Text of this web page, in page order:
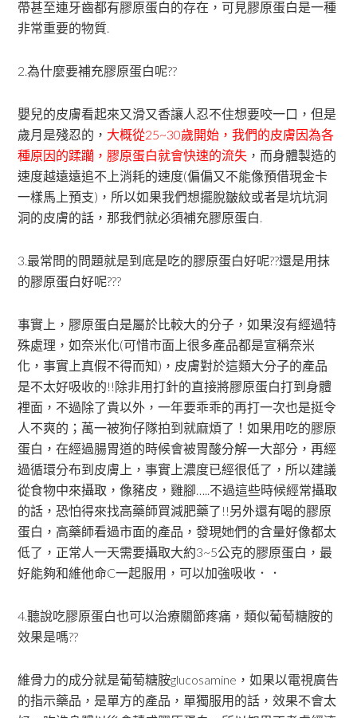
帶甚至連牙齒都有膠原蛋白的存在，可見膠原蛋白是一種
非常重要的物質.
2.為什麼要補充膠原蛋白呢??
嬰兒的皮膚看起來又滑又香讓人忍不住想要咬一口，但是
歲月是殘忍的， 大概從25~30歲開始，我們的皮膚因為各
種原因的蹂躪，膠原蛋白就會快速的流失 ，而身體製造的
速度越遠遠追不上消耗的速度(偏偏又不能像預借現金卡
一樣馬上預支)，所以如果我們想擺脫皺紋或者是坑坑洞
洞的皮膚的話，那我們就必須補充膠原蛋白.
3.最常問的問題就是到底是吃的膠原蛋白好呢??還是用抹
的膠原蛋白好呢???
事實上，膠原蛋白是屬於比較大的分子，如果沒有經過特
殊處理，如奈米化(可惜市面上很多產品都是宣稱奈米
化，事實上真假不得而知)，皮膚對於這類大分子的產品
是不太好吸收的!!除非用打針的直接將膠原蛋白打到身體
裡面，不過除了貴以外，一年要乖乖的再打一次也是挺令
人不爽的；萬一被狗仔隊拍到就麻煩了！如果用吃的膠原
蛋白，在經過腸胃道的時候會被胃酸分解一大部分，再經
過循環分布到皮膚上，事實上濃度已經很低了，所以建議
從食物中來攝取，像豬皮，雞腳…..不過這些時候經常攝取
的話，恐怕得來找高藥師買減肥藥了!!另外還有喝的膠原
蛋白，高藥師看過市面的產品，發現她們的含量好像都太
低了，正常人一天需要攝取大約3~5公克的膠原蛋白，最
好能夠和維他命C一起服用，可以加強吸收．．
4.聽說吃膠原蛋白也可以治療關節疼痛，類似葡萄糖胺的
效果是嗎??
維骨力的成分就是葡萄糖胺glucosamine，如果以電視廣告
的指示藥品，是單方的產品，單獨服用的話，效果不會太